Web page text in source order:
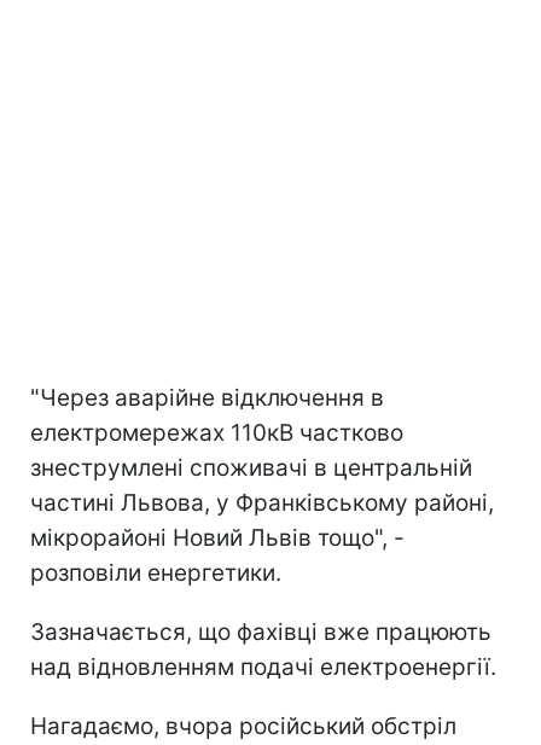
"Через аварійне відключення в
електромережах 110кВ частково
знеструмлені споживачі в центральній
частині Львова, у Франківському районі,
мікрорайоні Новий Львів тощо", -
розповіли енергетики.
Зазначається, що фахівці вже працюють
над відновленням подачі електроенергії.
Нагадаємо, вчора російський обстріл